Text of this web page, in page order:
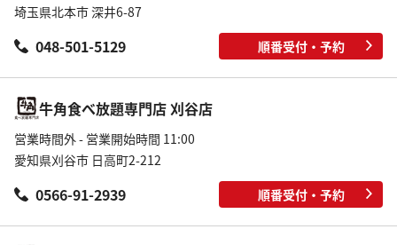
埼玉県北本市 深井6-87
048-501-5129 順番受付・予約
牛角食べ放題専門店 刈谷店
営業時間外 - 営業開始時間 11:00
愛知県刈谷市 日高町2-212
0566-91-2939 順番受付・予約